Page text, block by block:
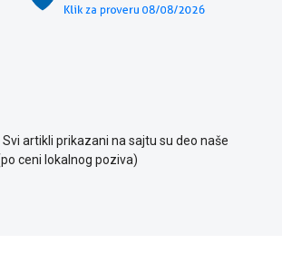
artikli prikazani na sajtu su deo naše
ceni lokalnog poziva)